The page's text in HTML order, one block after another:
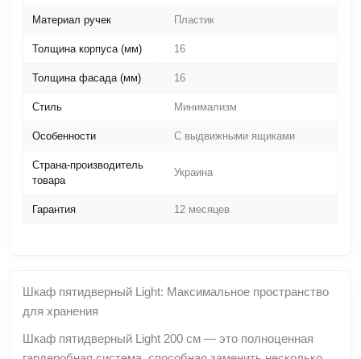
Материал ручек Пластик
Толщина корпуса (мм) 16
Толщина фасада (мм) 16
Стиль Минимализм
Особенности С выдвижными ящиками
Страна-производитель
товара
Украина
Гарантия 12 месяцев
Шкаф пятидверный Light: Максимальное пространство
для хранения
Шкаф пятидверный Light 200 см — это полноценная